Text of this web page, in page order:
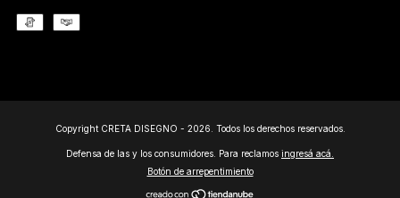
Copyright CRETA DISEGNO - 2026. Todos los derechos reservados.
Defensa de las y los consumidores. Para reclamos ingresá acá.
Botón de arrepentimiento